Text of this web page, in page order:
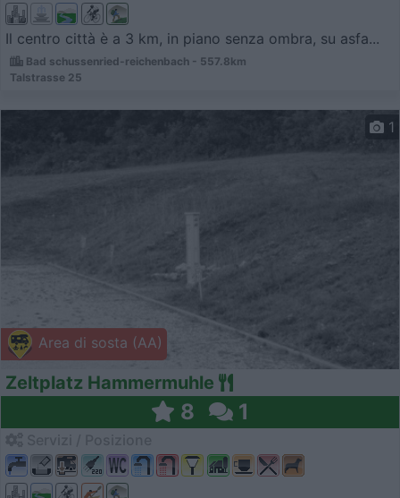
Il centro città è a 3 km, in piano senza ombra, su asfa...
Bad schussenried-reichenbach - 557.8km
Talstrasse 25
Area di sosta (AA)
1
Zeltplatz Hammermuhle
8 1